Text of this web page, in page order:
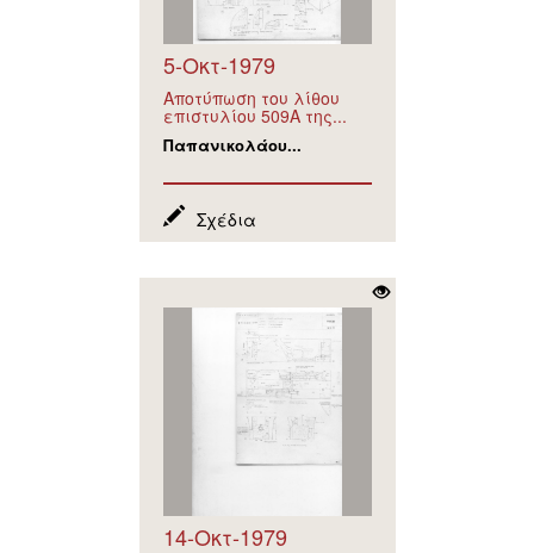
5-Οκτ-1979
Αποτύπωση του λίθου
επιστυλίου 509Α της...
Παπανικολάου...
Σχέδια
14-Οκτ-1979